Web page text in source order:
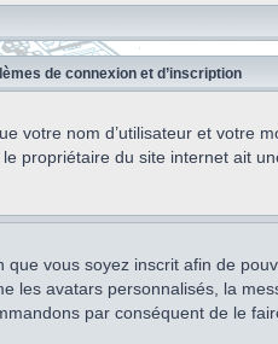
de connexion et d’inscription
nom d’utilisateur et votre
du site internet ait
vous soyez inscrit afin de
avatars personnalisés, la
par conséquent de le